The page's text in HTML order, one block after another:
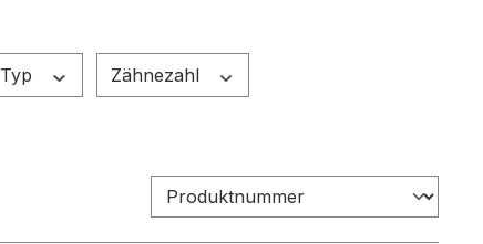
Typ Zähnezahl